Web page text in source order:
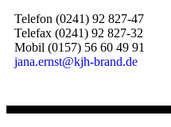
Telefon (0241) 92 827-47
Telefax (0241) 92 827-32
Mobil (0157) 56 60 49 91
jana.ernst@kjh-brand.de